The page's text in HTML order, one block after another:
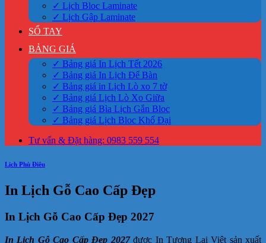
✓ Lịch Bloc Laminate
✓ Lịch Gập Laminate
SỔ TAY
BẢNG GIÁ
✓ Bảng giá In Lịch Tết 2026
✓ Bảng giá In Lịch Để Bàn
✓ Bảng giá in Lịch Lò xo 7 tờ
✓ Bảng giá Lịch Lò Xo Giữa
✓ Bảng giá Bìa Lịch Gắn Bloc
✓ Bảng giá Lịch Bloc Khổ Đại
Tư vấn & Đặt hàng: 0983 559 554
Lịch Phù Điêu
In Lịch Gỗ Cao Cấp Đẹp
In Lịch Gỗ Cao Cấp Đẹp 2027
In Lịch Gỗ Cao Cấp Đẹp 2027được In Tương Lai Việt sản xuất